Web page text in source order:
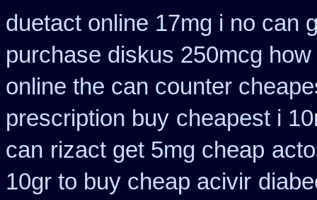
duetact online 17mg i no can
purchase diskus 250mcg how
online the can counter
prescription buy cheapest i
can rizact get 5mg cheap
10gr to buy cheap acivir